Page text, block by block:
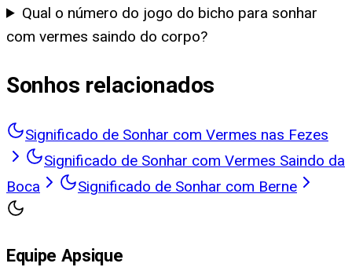
Qual o número do jogo do bicho para sonhar
com vermes saindo do corpo?
Sonhos relacionados
Significado de Sonhar com Vermes nas Fezes
Significado de Sonhar com Vermes Saindo da
Boca
Significado de Sonhar com Berne
Equipe Apsique